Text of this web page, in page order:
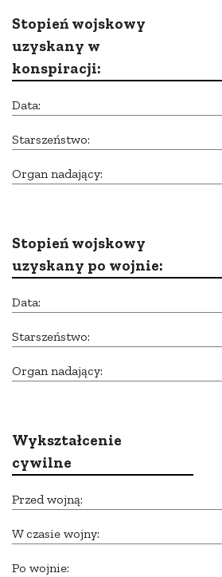
Stopień wojskowy
uzyskany w
konspiracji:
Data:
Starszeństwo:
Organ nadający:
Stopień wojskowy
uzyskany po wojnie:
Data:
Starszeństwo:
Organ nadający:
Wykształcenie
cywilne
Przed wojną:
W czasie wojny:
Po wojnie: